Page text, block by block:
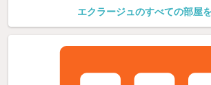
エクラージュのすべての部屋